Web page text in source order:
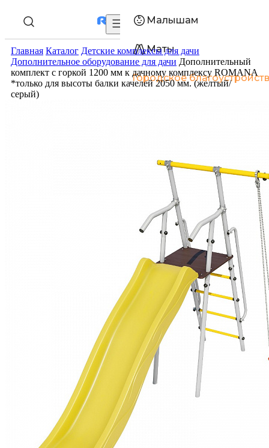
Малышам
Маты
Городское
Доставка
Гарантия
Контакты
+7 (800)
Пн-Пт: 9:30-
Главная Каталог Детские комплексы для дачи
Дополнительное оборудование для дачи Дополнительный
комплект с горкой 1200 мм к дачному комплексу ROMANA
*только для высоты балки качелей 2050 мм. (желтый/
серый)